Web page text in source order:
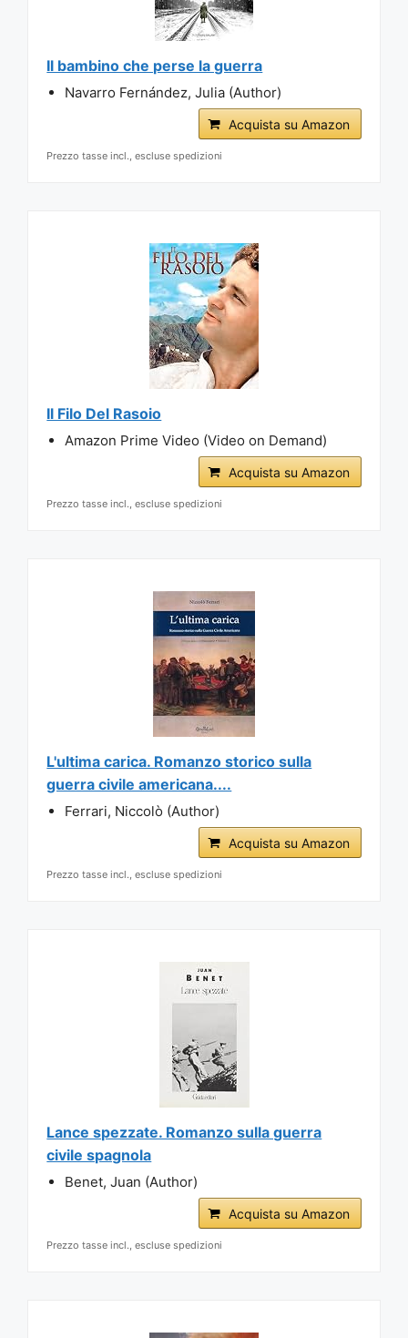
Il bambino che perse la guerra
Navarro Fernández, Julia (Author)
Acquista su Amazon
Prezzo tasse incl., escluse spedizioni
Il Filo Del Rasoio
Amazon Prime Video (Video on Demand)
Acquista su Amazon
Prezzo tasse incl., escluse spedizioni
L'ultima carica. Romanzo storico sulla
guerra civile americana....
Ferrari, Niccolò (Author)
Acquista su Amazon
Prezzo tasse incl., escluse spedizioni
Lance spezzate. Romanzo sulla guerra
civile spagnola
Benet, Juan (Author)
Acquista su Amazon
Prezzo tasse incl., escluse spedizioni